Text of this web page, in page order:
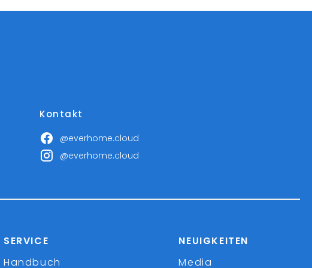
Kontakt
@everhome.cloud
@everhome.cloud
SERVICE
Handbuch
NEUIGKEITEN
Media